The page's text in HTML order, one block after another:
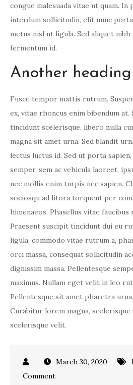
congue malesuada vitae ut quam.
interdum sollicitudin, elit nunc porta
metus nisl ut ligula. Sed aliquet
fermentum id.
Another heading
Fusce tempor mattis rutrum.
ex, vitae rhoncus enim bibendum at.
tincidunt scelerisque, libero nulla
magna sit amet urna. Sed blandit
lectus luctus id. Sed ut porta
semper, sem ac vehicula laoreet,
nec mollis enim turpis nec sapien.
sociosqu ad litora torquent per
himenaeos. Phasellus vitae faucibus
Praesent suscipit tincidunt dui eu
ligula, commodo vitae rutrum a,
orci massa, consequat sollicitudin
dignissim massa. Pellentesque
maximus. Nullam eget velit in leo
Pellentesque sit amet pharetra
Curabitur lorem magna, scelerisque
scelerisque velit.
March 30, 2020
Commenton